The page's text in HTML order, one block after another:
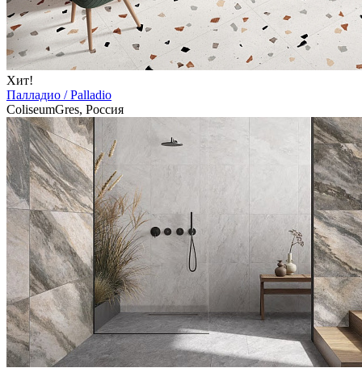
Хит!
Палладио / Palladio
ColiseumGres, Россия